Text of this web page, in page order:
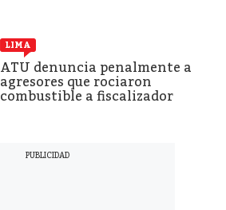
LIMA
ATU denuncia penalmente a
agresores que rociaron
combustible a fiscalizador